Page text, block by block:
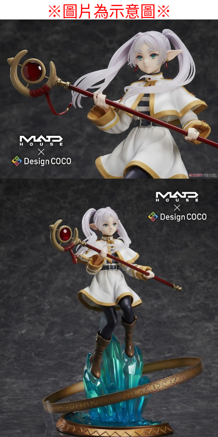
付款後7-11取貨
每筆NT$100，滿NT$1,300(含以上)免運費
宅配-離島(澎湖/金門/馬祖)-木棉花樂園專用
每筆NT$220
黑貓宅配-貨到付款
※圖片為示意圖 ※